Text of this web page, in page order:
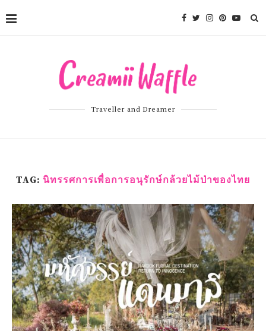
Traveller and Dreamer
TAG: นิทรรศการเพื่อการอนุรักษ์กล้วยไม้ป่าของไทย